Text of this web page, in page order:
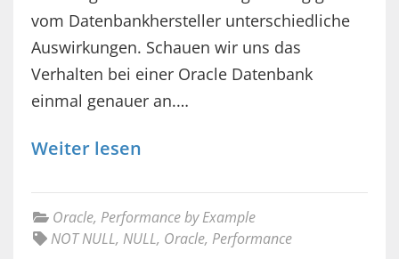
vom Datenbankhersteller unterschiedliche
Auswirkungen. Schauen wir uns das
Verhalten bei einer Oracle Datenbank
einmal genauer an.…
Weiter lesen
Oracle, Performance by Example
NOT NULL, NULL, Oracle, Performance